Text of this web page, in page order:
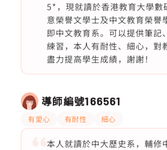
5*，現就讀於香港教育大學數
意榮譽文學士及中文教育榮譽
即中文教育系。可以提供筆記
練習，本人有耐性、細心，對
盡力提高學生成績，謝謝！
導師編號166561
有愛心 有耐性 細心
本人就讀於中大歷史系，輔修